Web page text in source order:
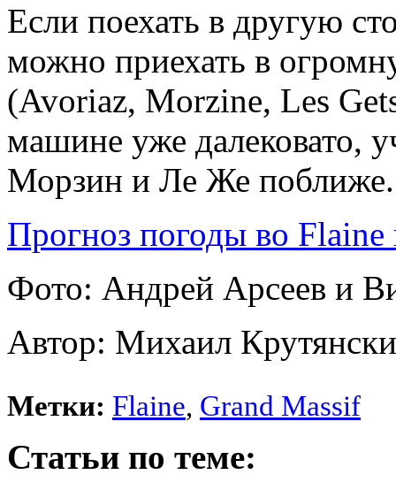
Если поехать в другую
можно приехать в
(Avoriaz, Morzine, Les
машине уже далековато,
Морзин и Ле Же поближе.
Прогноз погоды во Flaine
Фото: Андрей Арсеев и
Автор: Михаил
Метки: Flaine, Grand Massif
Статьи по теме: